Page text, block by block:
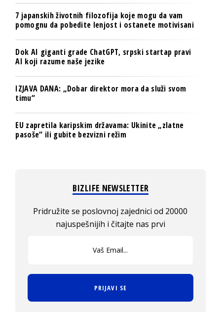
7 japanskih životnih filozofija koje mogu da vam
pomognu da pobedite lenjost i ostanete motivisani
Dok AI giganti grade ChatGPT, srpski startap pravi
AI koji razume naše jezike
IZJAVA DANA: „Dobar direktor mora da služi svom
timu“
EU zapretila karipskim državama: Ukinite „zlatne
pasoše“ ili gubite bezvizni režim
BIZLIFE NEWSLETTER
Pridružite se poslovnoj zajednici od 20000
najuspešnijih i čitajte nas prvi
PRIJAVI SE